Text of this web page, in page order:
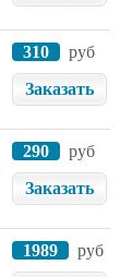
310
руб
Заказать
290
руб
Заказать
1989
руб